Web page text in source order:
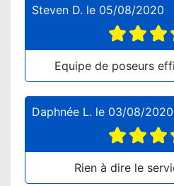
Steven D. le 05/08/2020
Equipe de poseurs
Daphnée L. le 03/08/2020
Rien à dire le